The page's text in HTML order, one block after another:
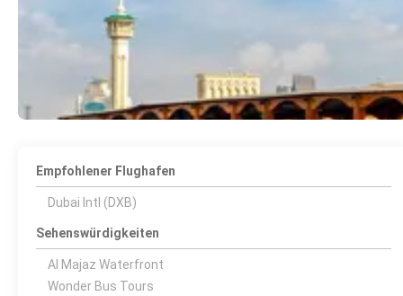
Empfohlener Flughafen
Dubai Intl (DXB)
Sehenswürdigkeiten
Al Majaz Waterfront
Wonder Bus Tours